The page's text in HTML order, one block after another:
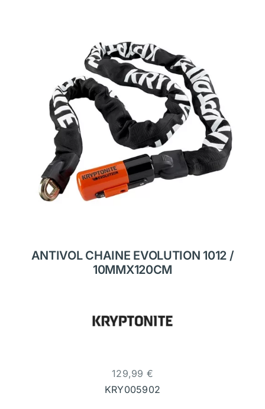
ANTIVOL CHAINE EVOLUTION 1012 /
10MMX120CM
129,99 €
KRY005902